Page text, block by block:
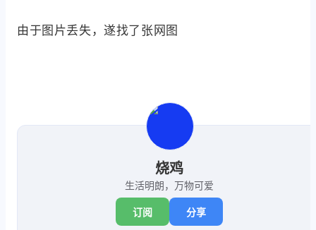
//设置运行文件
//如果不是管理员，则启动UAC
由于图片丢失，遂找了张网图
烧鸡
生活明朗，万物可爱
订阅 分享